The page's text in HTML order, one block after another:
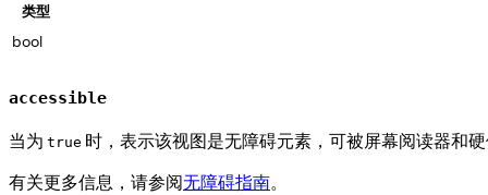
类型
bool
accessible
当为 true 时，表示该视图是无障碍元素，可被屏幕阅读器和
有关更多信息，请参阅无障碍指南。